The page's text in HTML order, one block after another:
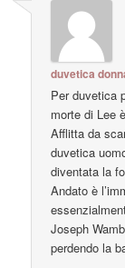
duvetica
Per duvetica
morte di Lee
Afflitta da
duvetica
diventata la
Andato è
Joseph
perdendo la